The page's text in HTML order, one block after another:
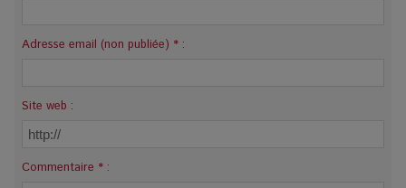
Adresse email (non publiée) * :
Site web :
Commentaire * :